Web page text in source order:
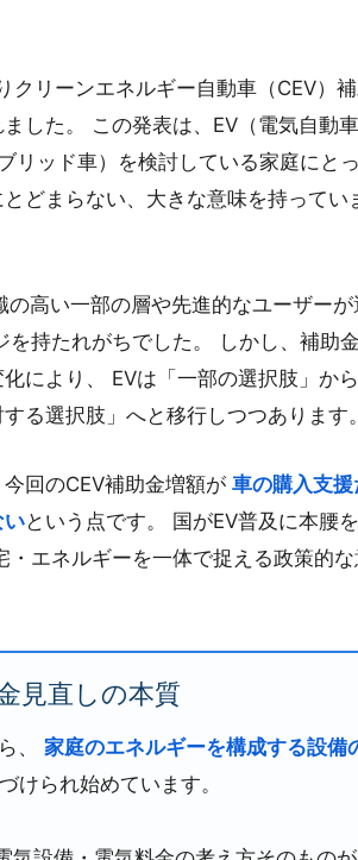
クリーンエネルギー自動車（CEV）
した。 この発表は、EV（電気自動
リッド車）を検討している家庭にと
どまらない、大きな意味を持ってい
の高い一部の層や先進的なユーザー
を持たれがちでした。 しかし、補助
により、 EVは「一部の選択肢」か
る選択肢」へと移行しつつあります
回のCEV補助金増額が 車の購入支援
いという点です。 国がEV普及に本腰
・エネルギーを一体で捉える政策的
見直しの本質
、 家庭のエネルギーを構成する設備
けられ始めています。